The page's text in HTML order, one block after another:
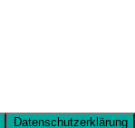
Datenschutzerklärung